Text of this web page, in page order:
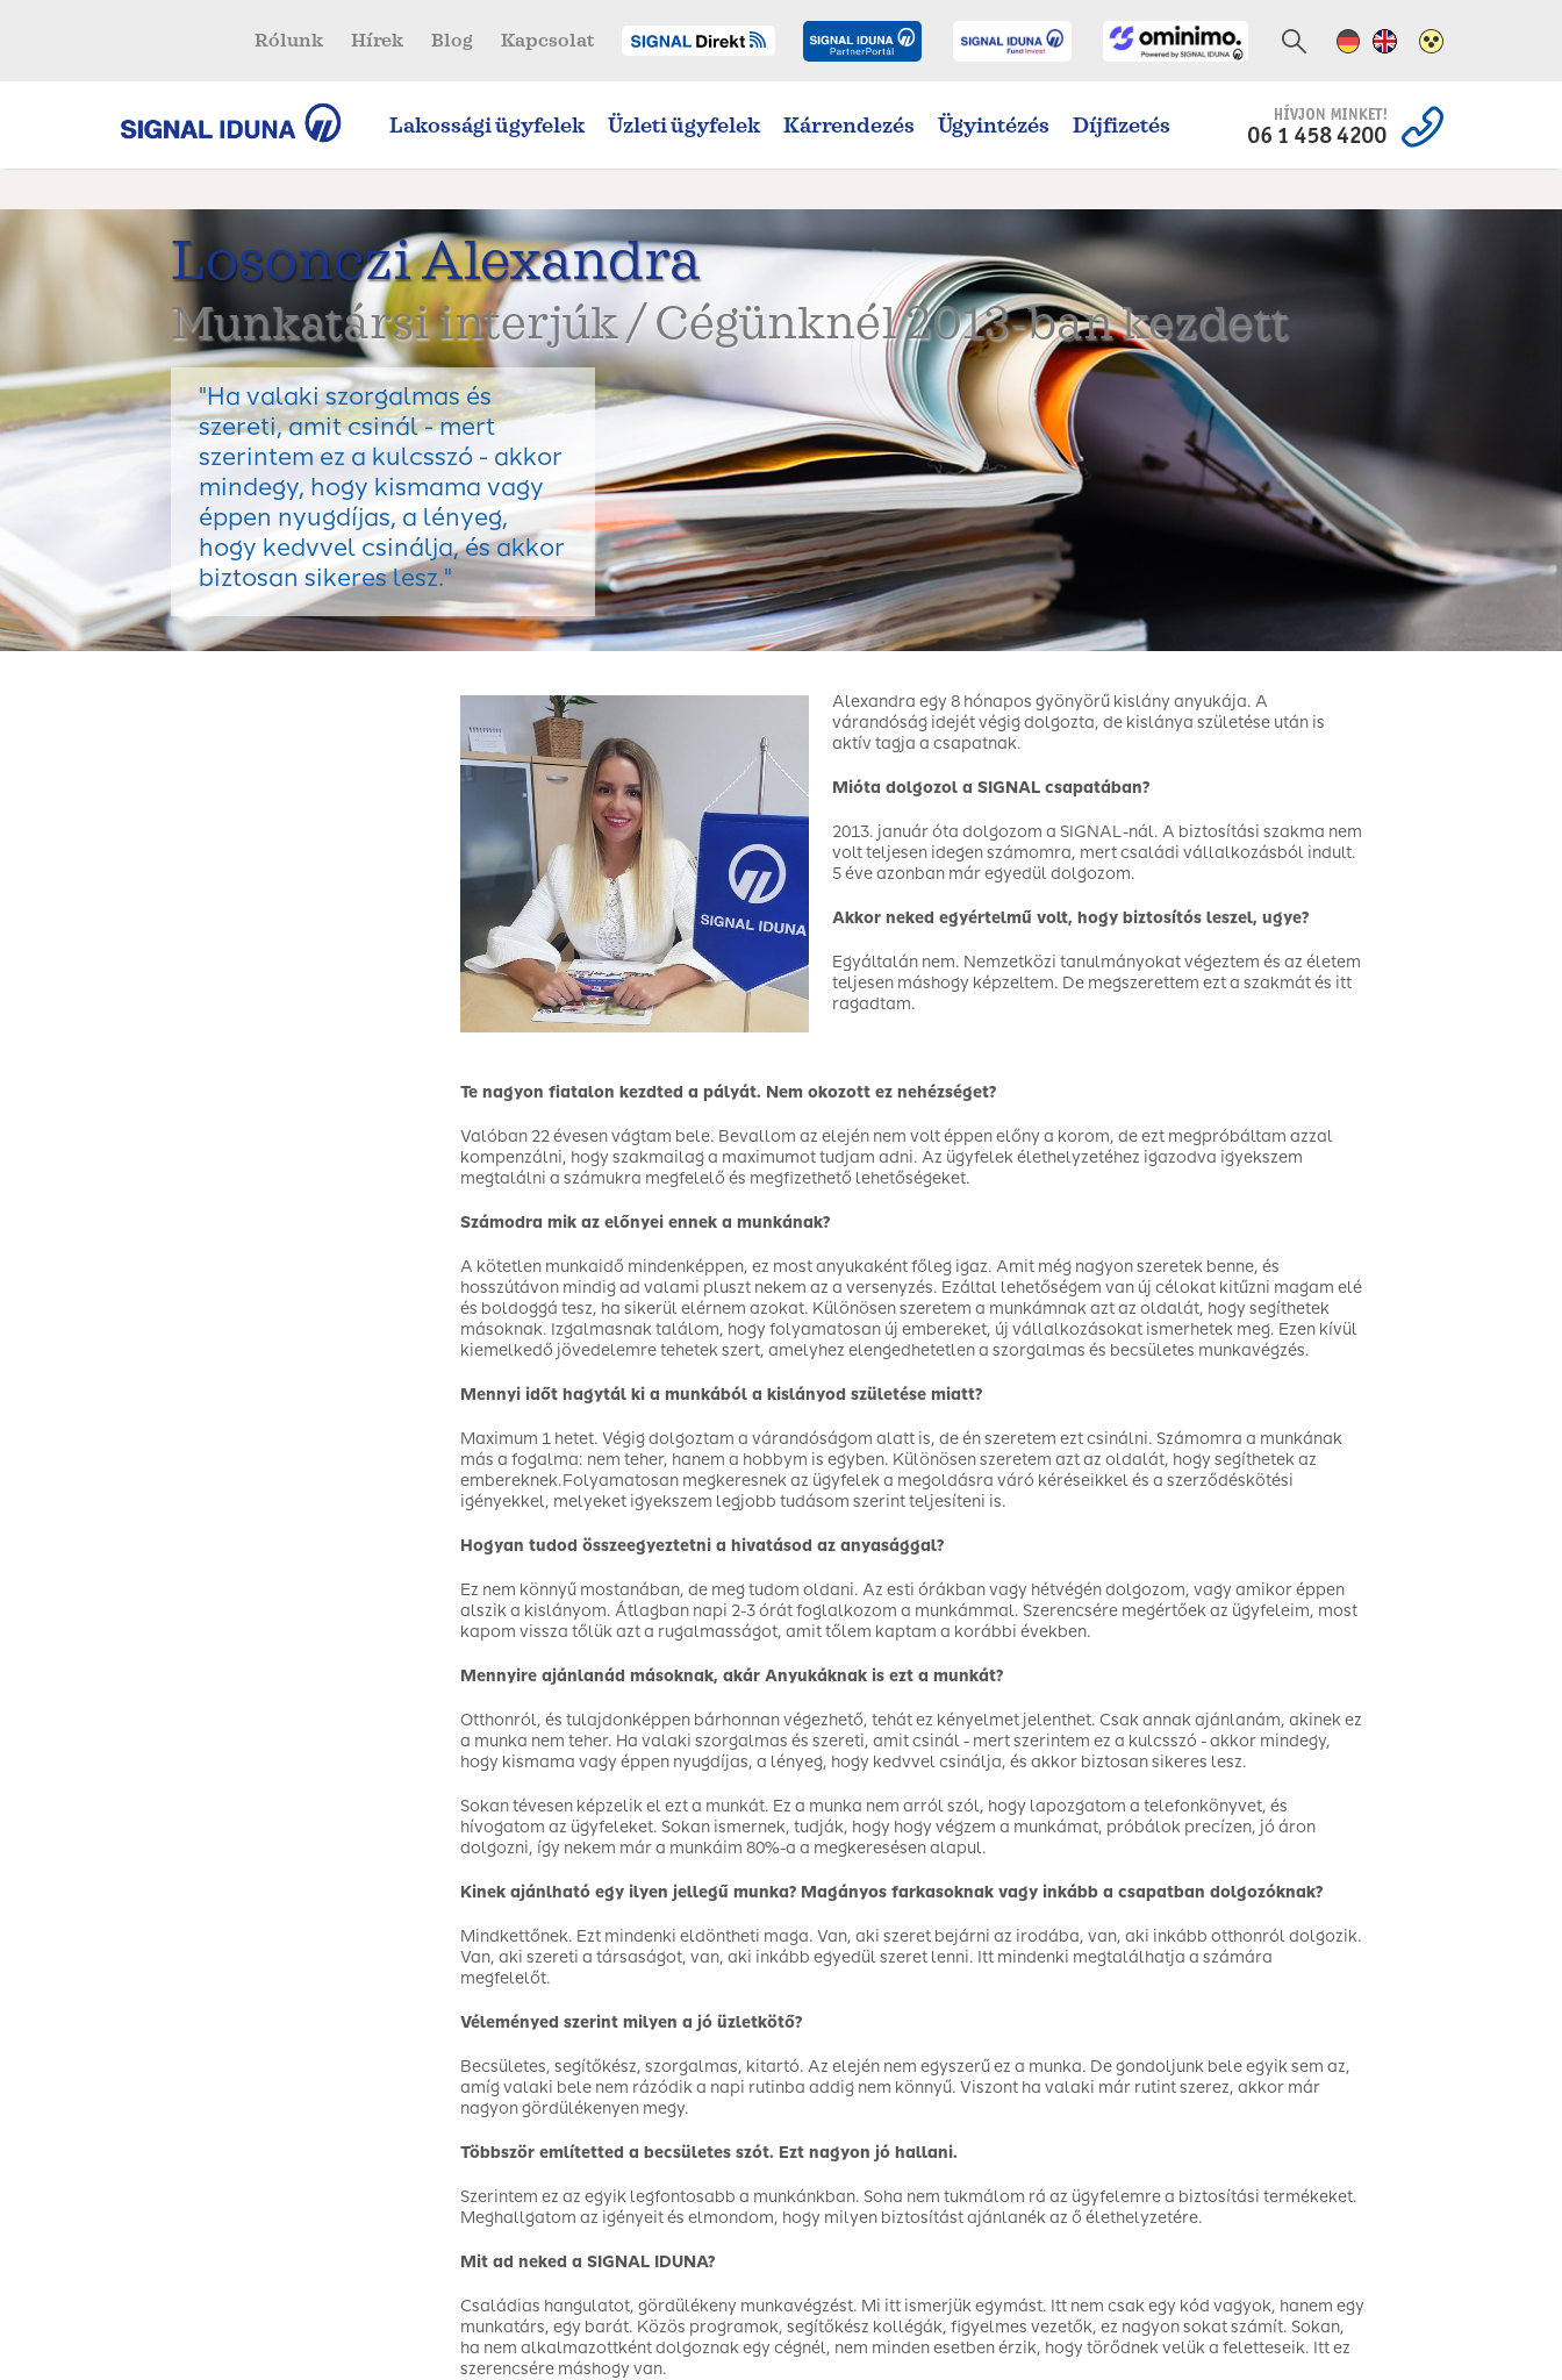
Rólunk Hírek Blog Kapcsolat Német változat
Angol változat
Lakossági ügyfelek Üzleti ügyfelek Kárrendezés Ügyintézés Díjfizetés
Losonczi Alexandra
Munkatársi interjúk / Cégünknél 2013-ban kezdett
"Ha valaki szorgalmas és
szereti, amit csinál - mert
szerintem ez a kulcsszó - akkor
mindegy, hogy kismama vagy
éppen nyugdíjas, a lényeg,
hogy kedvvel csinálja, és akkor
biztosan sikeres lesz."
Alexandra egy 8 hónapos gyönyörű kislány anyukája. A
várandóság idejét végig dolgozta, de kislánya születése után is
aktív tagja a csapatnak.
Mióta dolgozol a SIGNAL csapatában?
2013. január óta dolgozom a SIGNAL-nál. A biztosítási szakma nem
volt teljesen idegen számomra, mert családi vállalkozásból indult.
5 éve azonban már egyedül dolgozom.
Akkor neked egyértelmű volt, hogy biztosítós leszel, ugye?
Egyáltalán nem. Nemzetközi tanulmányokat végeztem és az életem
teljesen máshogy képzeltem. De megszerettem ezt a szakmát és itt
ragadtam.
Te nagyon fiatalon kezdted a pályát. Nem okozott ez nehézséget?
Valóban 22 évesen vágtam bele. Bevallom az elején nem volt éppen előny a korom, de ezt megpróbáltam azzal
kompenzálni, hogy szakmailag a maximumot tudjam adni. Az ügyfelek élethelyzetéhez igazodva igyekszem
megtalálni a számukra megfelelő és megfizethető lehetőségeket.
Számodra mik az előnyei ennek a munkának?
A kötetlen munkaidő mindenképpen, ez most anyukaként főleg igaz. Amit még nagyon szeretek benne, és
hosszútávon mindig ad valami pluszt nekem az a versenyzés. Ezáltal lehetőségem van új célokat kitűzni magam elé
és boldoggá tesz, ha sikerül elérnem azokat. Különösen szeretem a munkámnak azt az oldalát, hogy segíthetek
másoknak. Izgalmasnak találom, hogy folyamatosan új embereket, új vállalkozásokat ismerhetek meg. Ezen kívül
kiemelkedő jövedelemre tehetek szert, amelyhez elengedhetetlen a szorgalmas és becsületes munkavégzés.
Mennyi időt hagytál ki a munkából a kislányod születése miatt?
Maximum 1 hetet. Végig dolgoztam a várandóságom alatt is, de én szeretem ezt csinálni. Számomra a munkának
más a fogalma: nem teher, hanem a hobbym is egyben. Különösen szeretem azt az oldalát, hogy segíthetek az
embereknek.Folyamatosan megkeresnek az ügyfelek a megoldásra váró kéréseikkel és a szerződéskötési
igényekkel, melyeket igyekszem legjobb tudásom szerint teljesíteni is.
Hogyan tudod összeegyeztetni a hivatásod az anyasággal?
Ez nem könnyű mostanában, de meg tudom oldani. Az esti órákban vagy hétvégén dolgozom, vagy amikor éppen
alszik a kislányom. Átlagban napi 2-3 órát foglalkozom a munkámmal. Szerencsére megértőek az ügyfeleim, most
kapom vissza tőlük azt a rugalmasságot, amit tőlem kaptam a korábbi években.
Mennyire ajánlanád másoknak, akár Anyukáknak is ezt a munkát?
Otthonról, és tulajdonképpen bárhonnan végezhető, tehát ez kényelmet jelenthet. Csak annak ajánlanám, akinek ez
a munka nem teher. Ha valaki szorgalmas és szereti, amit csinál - mert szerintem ez a kulcsszó - akkor mindegy,
hogy kismama vagy éppen nyugdíjas, a lényeg, hogy kedvvel csinálja, és akkor biztosan sikeres lesz.
Sokan tévesen képzelik el ezt a munkát. Ez a munka nem arról szól, hogy lapozgatom a telefonkönyvet, és
hívogatom az ügyfeleket. Sokan ismernek, tudják, hogy hogy végzem a munkámat, próbálok precízen, jó áron
dolgozni, így nekem már a munkáim 80%-a a megkeresésen alapul.
Kinek ajánlható egy ilyen jellegű munka? Magányos farkasoknak vagy inkább a csapatban dolgozóknak?
Mindkettőnek. Ezt mindenki eldöntheti maga. Van, aki szeret bejárni az irodába, van, aki inkább otthonról dolgozik.
Van, aki szereti a társaságot, van, aki inkább egyedül szeret lenni. Itt mindenki megtalálhatja a számára
megfelelőt.
Véleményed szerint milyen a jó üzletkötő?
Becsületes, segítőkész, szorgalmas, kitartó. Az elején nem egyszerű ez a munka. De gondoljunk bele egyik sem az,
amíg valaki bele nem rázódik a napi rutinba addig nem könnyű. Viszont ha valaki már rutint szerez, akkor már
nagyon gördülékenyen megy.
Többször említetted a becsületes szót. Ezt nagyon jó hallani.
Szerintem ez az egyik legfontosabb a munkánkban. Soha nem tukmálom rá az ügyfelemre a biztosítási termékeket.
Meghallgatom az igényeit és elmondom, hogy milyen biztosítást ajánlanék az ő élethelyzetére.
Mit ad neked a SIGNAL IDUNA?
Családias hangulatot, gördülékeny munkavégzést. Mi itt ismerjük egymást. Itt nem csak egy kód vagyok, hanem egy
munkatárs, egy barát. Közös programok, segítőkész kollégák, figyelmes vezetők, ez nagyon sokat számít. Sokan,
ha nem alkalmazottként dolgoznak egy cégnél, nem minden esetben érzik, hogy törődnek velük a feletteseik. Itt ez
szerencsére máshogy van.